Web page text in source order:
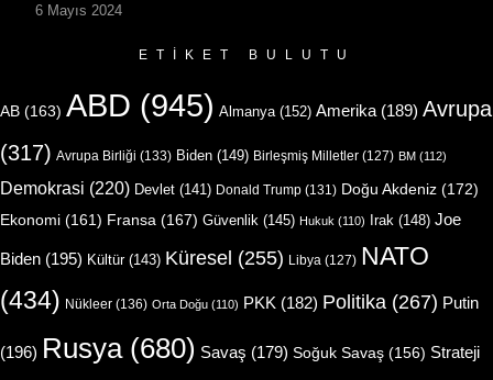
6 Mayıs 2024
ETIKET BULUTU
AB (163) ABD (945) Almanya (152) Amerika (189) Avrupa
(317) Avrupa Birliği (133) Biden (149) Birleşmiş Milletler (127) BM (112)
Demokrasi (220) Devlet (141) Donald Trump (131) Doğu Akdeniz (172)
Ekonomi (161) Fransa (167) Güvenlik (145) Hukuk (110) Irak (148) Joe
Biden (195) Kültür(143) Küresel (255) Libya (127) NATO
(434) Nükleer (136) Orta Doğu (110) PKK (182) Politika (267) Putin
(196) Rusya(680) Savaş (179) Soğuk Savaş (156) Strateji